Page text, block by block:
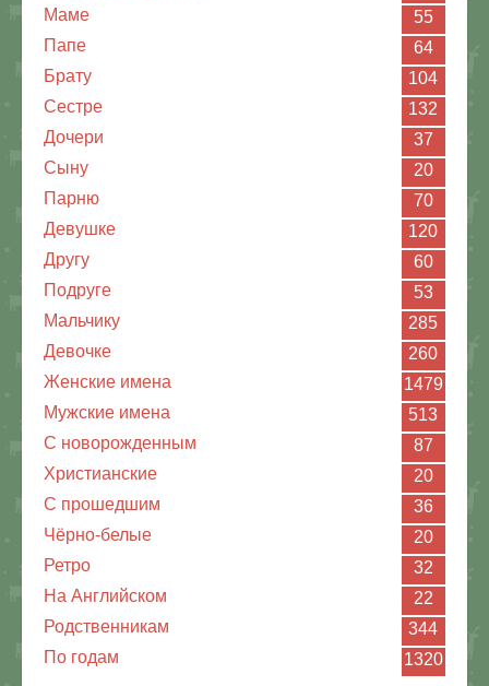
Маме
55
Папе
64
Брату
104
Сестре
132
Дочери
37
Сыну
20
Парню
70
Девушке
120
Другу
60
Подруге
53
Мальчику
285
Девочке
260
Женские имена
1479
Мужские имена
513
С новорожденным
87
Христианские
20
C прошедшим
36
Чёрно-белые
20
Ретро
32
На Английском
22
Родственникам
344
По годам
1320